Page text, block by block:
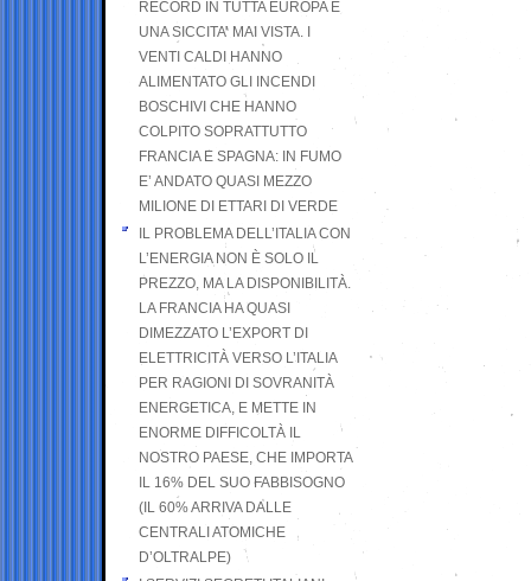
RECORD IN TUTTA EUROPA E
UNA SICCITA’ MAI VISTA. I
VENTI CALDI HANNO
ALIMENTATO GLI INCENDI
BOSCHIVI CHE HANNO
COLPITO SOPRATTUTTO
FRANCIA E SPAGNA: IN FUMO
E’ ANDATO QUASI MEZZO
MILIONE DI ETTARI DI VERDE
IL PROBLEMA DELL’ITALIA CON
L’ENERGIA NON È SOLO IL
PREZZO, MA LA DISPONIBILITÀ.
LA FRANCIA HA QUASI
DIMEZZATO L’EXPORT DI
ELETTRICITÀ VERSO L’ITALIA
PER RAGIONI DI SOVRANITÀ
ENERGETICA, E METTE IN
ENORME DIFFICOLTÀ IL
NOSTRO PAESE, CHE IMPORTA
IL 16% DEL SUO FABBISOGNO
(IL 60% ARRIVA DALLE
CENTRALI ATOMICHE
D’OLTRALPE)